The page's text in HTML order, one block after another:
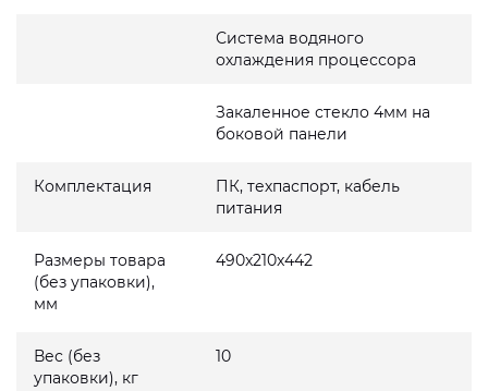
Система водяного
охлаждения процессора
Закаленное стекло 4мм на
боковой панели
Комплектация
ПК, техпаспорт, кабель
питания
Размеры товара
(без упаковки),
мм
490x210x442
Вес (без
упаковки), кг
10